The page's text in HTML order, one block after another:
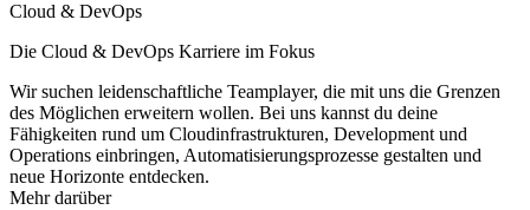
Cloud & DevOps
Die Cloud & DevOps Karriere im Fokus
Wir suchen leidenschaftliche Teamplayer, die mit uns die Grenzen
des Möglichen erweitern wollen. Bei uns kannst du deine
Fähigkeiten rund um Cloud­infrastrukturen, Development und
Operations einbringen, Auto­matisierungs­prozesse gestalten und
neue Horizonte entdecken.
Mehr darüber